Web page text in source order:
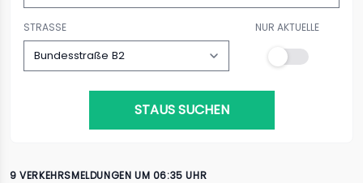
STRASSE NUR AKTUELLE
STAUS SUCHEN
9 VERKEHRSMELDUNGEN UM 06:35 UHR